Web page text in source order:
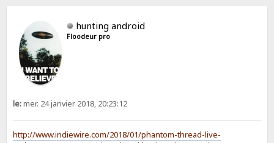
hunting android
Floodeur pro
le:mer. 24 janvier 2018, 20:23:12
http://www.indiewire.com/2018/01/phantom-thread-live-